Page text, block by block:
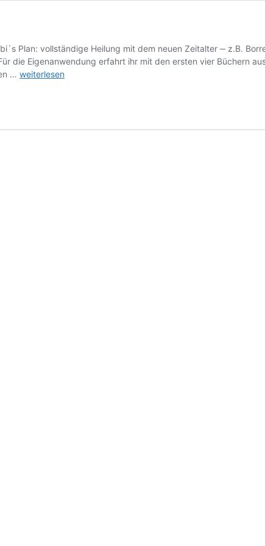
Plan: vollständige Heilung mit dem neuen Zeitalter ‒ z.B.
Eigenanwendung erfahrt ihr mit den ersten vier Büchern
… Neues
weiterlesen